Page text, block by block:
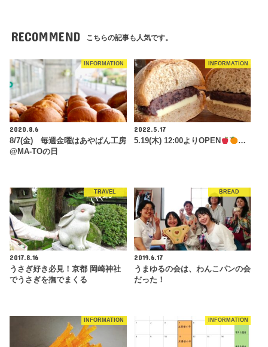
RECOMMEND こちらの記事も人気です。
INFORMATION
2020.8.6
8/7(金) 毎週金曜はあやぱん工房
@MA-TOの日
INFORMATION
2022.5.17
5.19(木) 12:00よりOPEN
…
TRAVEL
2017.8.16
うさぎ好き必見！京都 岡崎神社
でうさぎを撫でまくる
BREAD
2019.6.17
うまゆるの会は、わんこパンの会
だった！
INFORMATION INFORMATION